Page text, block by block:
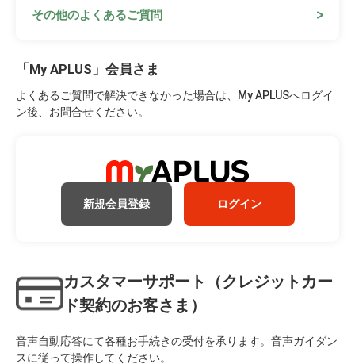
その他のよくあるご質問
「My APLUS」会員さま
よくあるご質問で解決できなかった場合は、My APLUSへログイ
ン後、お問合せください。
新規会員登録 ログイン
カスタマーサポート（クレジットカー
ド契約のお客さま）
音声自動応答にて各種お手続きの受付を承ります。音声ガイダン
スに従って操作してください。